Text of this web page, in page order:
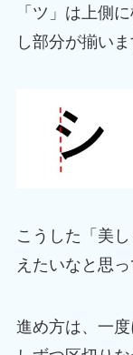
「ツ」は上側
し部分が揃いま
こうした「美
えたいなと思っ
進め方は、一